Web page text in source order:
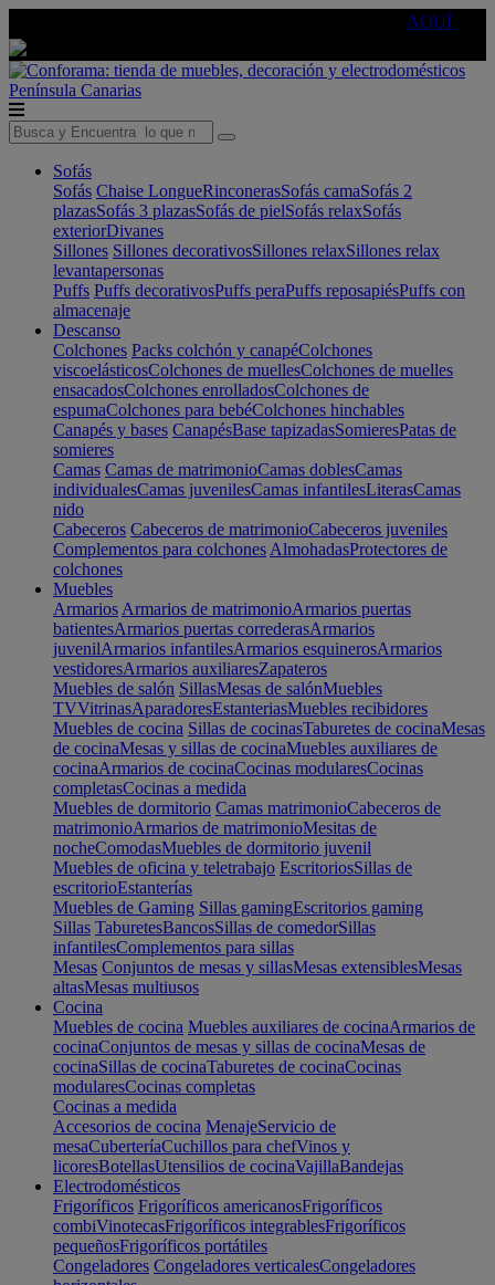
AQUÍ
Península Canarias
Sofás
Sofás Chaise LongueRinconerasSofás camaSofás 2
plazasSofás 3 plazasSofás de pielSofás relaxSofás
exteriorDivanes
Sillones Sillones decorativosSillones relaxSillones relax
levantapersonas
Puffs Puffs decorativosPuffs peraPuffs reposapiésPuffs con
almacenaje
Descanso
Colchones Packs colchón y canapéColchones
viscoelásticosColchones de muellesColchones de muelles
ensacadosColchones enrolladosColchones de
espumaColchones para bebéColchones hinchables
Canapés y bases CanapésBase tapizadasSomieresPatas de
somieres
Camas Camas de matrimonioCamas doblesCamas
individualesCamas juvenilesCamas infantilesLiterasCamas
nido
Cabeceros Cabeceros de matrimonioCabeceros juveniles
Complementos para colchones AlmohadasProtectores de
colchones
Muebles
Armarios Armarios de matrimonioArmarios puertas
batientesArmarios puertas correderasArmarios
juvenilArmarios infantilesArmarios esquinerosArmarios
vestidoresArmarios auxiliaresZapateros
Muebles de salón SillasMesas de salónMuebles
TVVitrinasAparadoresEstanteriasMuebles recibidores
Muebles de cocina Sillas de cocinasTaburetes de cocinaMesas
de cocinaMesas y sillas de cocinaMuebles auxiliares de
cocinaArmarios de cocinaCocinas modularesCocinas
completasCocinas a medida
Muebles de dormitorio Camas matrimonioCabeceros de
matrimonioArmarios de matrimonioMesitas de
nocheComodasMuebles de dormitorio juvenil
Muebles de oficina y teletrabajo EscritoriosSillas de
escritorioEstanterías
Muebles de Gaming Sillas gamingEscritorios gaming
Sillas TaburetesBancosSillas de comedorSillas
infantilesComplementos para sillas
Mesas Conjuntos de mesas y sillasMesas extensiblesMesas
altasMesas multiusos
Cocina
Muebles de cocina Muebles auxiliares de cocinaArmarios de
cocinaConjuntos de mesas y sillas de cocinaMesas de
cocinaSillas de cocinaTaburetes de cocinaCocinas
modularesCocinas completas
Cocinas a medida
Accesorios de cocina MenajeServicio de
mesaCuberteríaCuchillos para chefVinos y
licoresBotellasUtensilios de cocinaVajillaBandejas
Electrodomésticos
Frigoríficos Frigoríficos americanosFrigoríficos
combiVinotecasFrigoríficos integrablesFrigoríficos
pequeñosFrigoríficos portátiles
Congeladores Congeladores verticalesCongeladores